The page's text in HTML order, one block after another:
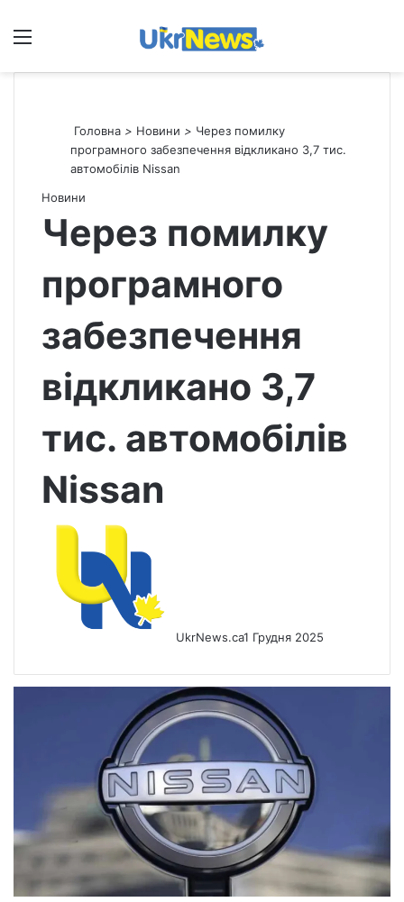
Меню
Головна > Новини > Через помилку
програмного забезпечення відкликано 3,7 тис.
автомобілів Nissan
Новини
Через помилку
програмного
забезпечення
відкликано 3,7
тис. автомобілів
Nissan
UkrNews.ca1 Грудня 2025